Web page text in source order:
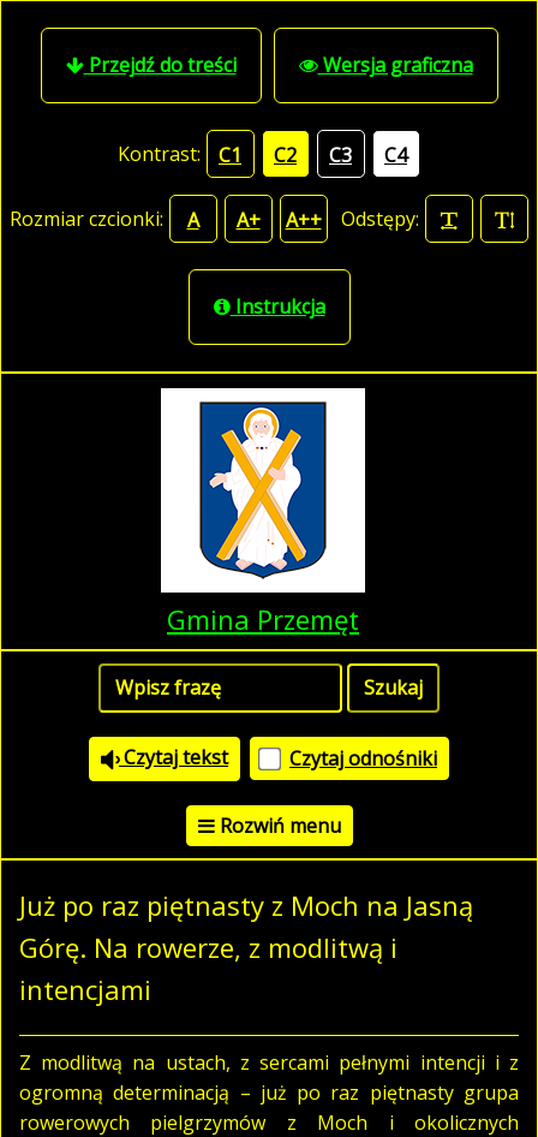
Przejdź do treści Wersja graficzna
Kontrast: C1 C2 C3 C4
Rozmiar czcionki: A A+ A++ Odstępy:
Instrukcja
Gmina Przemęt
Czytaj tekst Czytaj odnośniki
Rozwiń menu
Już po raz piętnasty z Moch na Jasną
Górę. Na rowerze, z modlitwą i
intencjami
Z modlitwą na ustach, z sercami pełnymi intencji i z
ogromną determinacją – już po raz piętnasty grupa
rowerowych pielgrzymów z Moch i okolicznych